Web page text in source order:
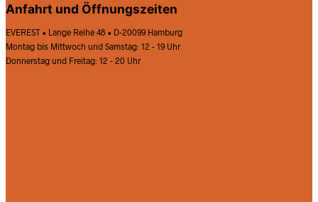
Anfahrt und Öffnungszeiten
EVEREST • Lange Reihe 48 • D-20099 Hamburg
Montag bis Mittwoch und Samstag: 12 - 19 Uhr
Donnerstag und Freitag: 12 - 20 Uhr